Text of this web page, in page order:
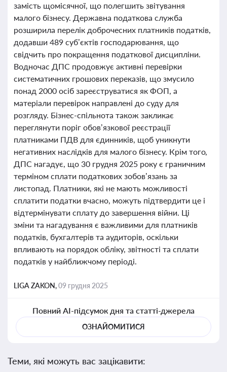
замість щомісячної, що полегшить звітування
малого бізнесу. Державна податкова служба
розширила перелік доброчесних платників податків,
додавши 489 суб’єктів господарювання, що
свідчить про покращення податкової дисципліни.
Водночас ДПС продовжує активні перевірки
систематичних грошових переказів, що змусило
понад 2000 осіб зареєструватися як ФОП, а
матеріали перевірок направлені до суду для
розгляду. Бізнес-спільнота також закликає
переглянути поріг обов’язкової реєстрації
платниками ПДВ для єдинників, щоб уникнути
негативних наслідків для малого бізнесу. Крім того,
ДПС нагадує, що 30 грудня 2025 року є граничним
терміном сплати податкових зобов’язань за
листопад. Платники, які не мають можливості
сплатити податки вчасно, можуть підтвердити це і
відтермінувати сплату до завершення війни. Ці
зміни та нагадування є важливими для платників
податків, бухгалтерів та аудиторів, оскільки
впливають на порядок обліку, звітності та сплати
податків у найближчому періоді.
LIGA ZAKON,09 грудня 2025
Повний AI-підсумок дня та статті-джерела
ОЗНАЙОМИТИСЯ
Теми, які можуть вас зацікавити: